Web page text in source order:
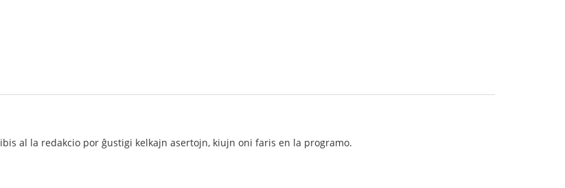
al la redakcio por ĝustigi kelkajn asertojn, kiujn oni faris en la programo.